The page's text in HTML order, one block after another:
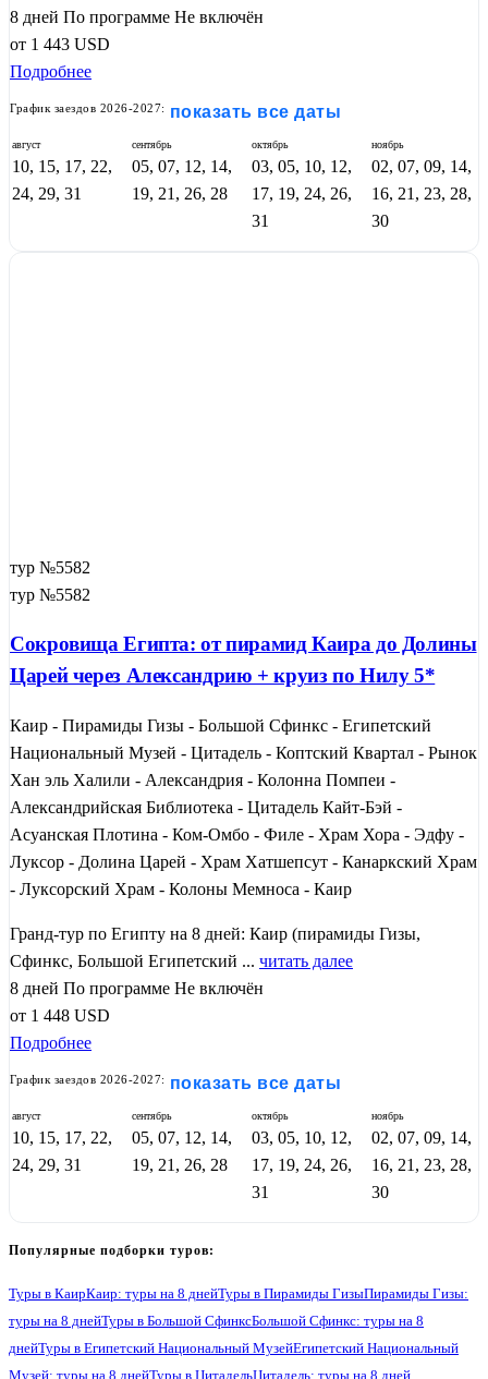
8 дней По программе Не включён
от 1 443 USD
Подробнее
График заездов 2026-2027: показать все даты
август
10, 15, 17, 22,
24, 29, 31
сентябрь
05, 07, 12, 14,
19, 21, 26, 28
октябрь
03, 05, 10, 12,
17, 19, 24, 26,
31
ноябрь
02, 07, 09, 14,
16, 21, 23, 28,
30
тур №5582
тур №5582
Сокровища Египта: от пирамид Каира до Долины
Царей через Александрию + круиз по Нилу 5*
Каир - Пирамиды Гизы - Большой Сфинкс - Египетский
Национальный Музей - Цитадель - Коптский Квартал - Рынок
Хан эль Халили - Александрия - Колонна Помпеи -
Александрийская Библиотека - Цитадель Кайт-Бэй -
Асуанская Плотина - Ком-Омбо - Филе - Храм Хора - Эдфу -
Луксор - Долина Царей - Храм Хатшепсут - Канаркский Храм
- Луксорский Храм - Колоны Мемноса - Каир
Гранд-тур по Египту на 8 дней: Каир (пирамиды Гизы,
Сфинкс, Большой Египетский ... читать далее
8 дней По программе Не включён
от 1 448 USD
Подробнее
График заездов 2026-2027: показать все даты
август
10, 15, 17, 22,
24, 29, 31
сентябрь
05, 07, 12, 14,
19, 21, 26, 28
октябрь
03, 05, 10, 12,
17, 19, 24, 26,
31
ноябрь
02, 07, 09, 14,
16, 21, 23, 28,
30
Популярные подборки туров:
Туры в КаирКаир: туры на 8 днейТуры в Пирамиды ГизыПирамиды Гизы:
туры на 8 днейТуры в Большой СфинксБольшой Сфинкс: туры на 8
днейТуры в Египетский Национальный МузейЕгипетский Национальный
Музей: туры на 8 днейТуры в ЦитадельЦитадель: туры на 8 дней